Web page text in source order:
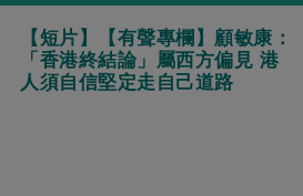
【短片】【有聲專欄】顧敏康：
「香港終結論」屬西方偏見 港
人須自信堅定走自己道路